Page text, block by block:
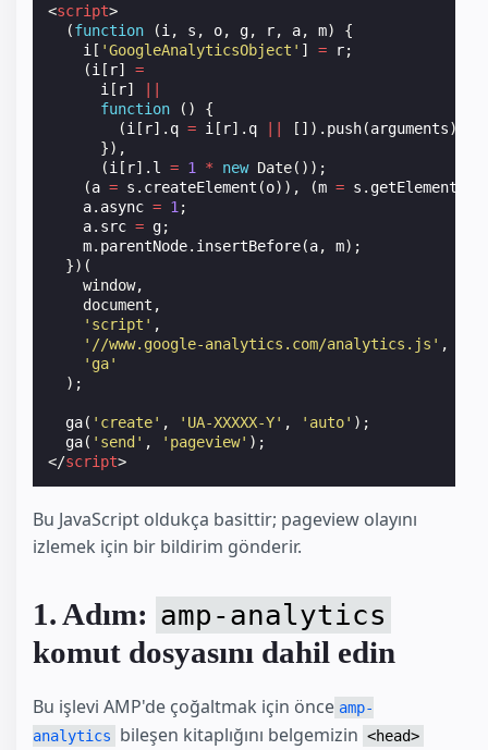
<script>
(function (i , s , o, g, r, a, m)
{
i [ 'GoogleAnalyticsObject' ] = r;
(i [ r]
=
i [ r]
||
function
()
{
(i [ r]. q = i [ r]. q || []). push(arguments);
}),
(i [ r]. l = 1 * new Date());
(a = s . createElement (o)), (m = s .
a. async = 1 ;
a. src = g;
m. parentNode. insertBefore(a, m);
})(
window,
document ,
'script' ,
'//www.google-analytics.com/analytics.js' ,
'ga'
);
ga( 'create' , 'UA-XXXXX-Y' , 'auto' );
ga( 'send' , 'pageview' );
</script>
Bu JavaScript oldukça basittir; pageview olayını
izlemek için bir bildirim gönderir.
1. Adım: amp-analytics
komut dosyasını dahil edin
Bu işlevi AMP'de çoğaltmak için önce amp-
analytics
bileşen kitaplığını belgemizin <head>